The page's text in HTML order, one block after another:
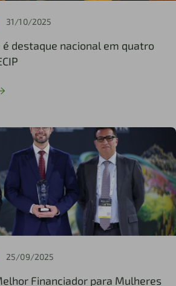
31/10/2025
é destaque nacional em quatro
25/09/2025
Financiador para Mulheres